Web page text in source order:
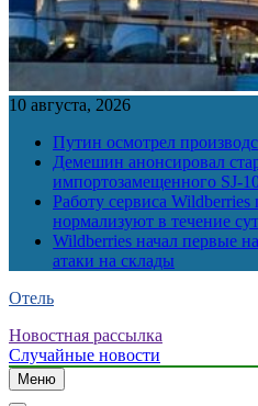
10 августа, 2026
Путин осмотрел
Демешин анонсировал
импортозамещенного SJ-
Работу сервиса Wildberries
нормализуют в течение
Wildberries начал первые
атаки на склады
Отель
Новостная рассылка
Случайные новости
Меню